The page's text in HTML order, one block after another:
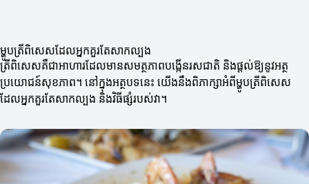
ម្ហូបត្រីពិសេសដែលអ្នកគួរតែសាកល្បង
ត្រីពិសេសគឺជាអាហារដែលមានសមត្ថភាពបង្កើនរសជាតិ និងផ្តល់ឱ្យនូវអត្ថ
ប្រយោជន៍សុខភាព។ នៅក្នុងអត្ថបទនេះ យើងនឹងពិភាក្សាអំពីម្ហូបត្រីពិសេស
ដែលអ្នកគួរតែសាកល្បង និងវិធីផ្សំរបស់វា។